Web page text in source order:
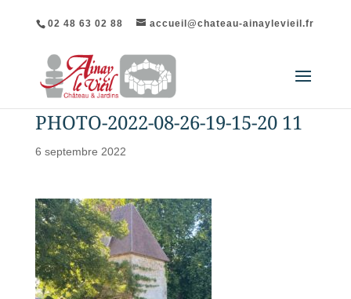
02 48 63 02 88 accueil@chateau-ainaylevieil.fr
PHOTO-2022-08-26-19-15-20 11
6 septembre 2022